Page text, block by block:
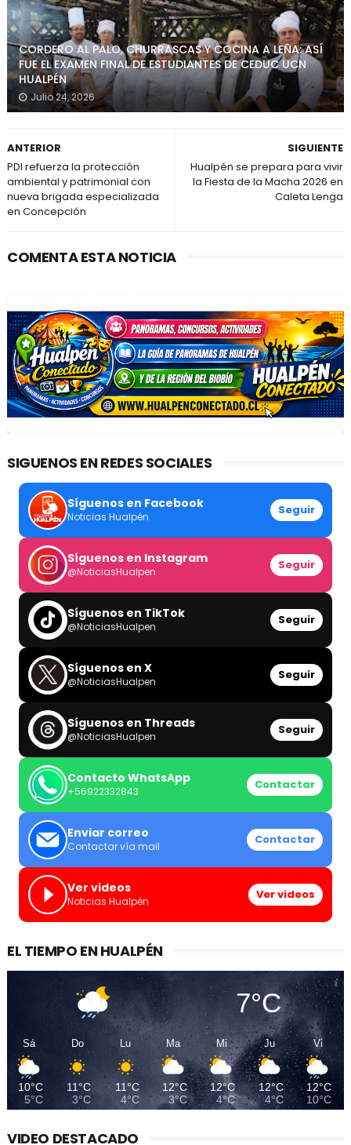
CORDERO AL PALO, CHURRASCAS Y COCINA A LEÑA: ASÍ
FUE EL EXAMEN FINAL DE ESTUDIANTES DE CEDUC UCN
HUALPÉN
Julio 24, 2026
SIGUIENTE
Hualpén se prepara para vivir
la Fiesta de la Macha 2026 en
Caleta Lenga
ANTERIOR
PDI refuerza la protección
ambiental y patrimonial con
nueva brigada especializada
en Concepción
COMENTA ESTA NOTICIA
SIGUENOS EN REDES SOCIALES
Síguenos en Facebook
Noticias Hualpén Seguir
Síguenos en Instagram
@NoticiasHualpen Seguir
Síguenos en TikTok
@NoticiasHualpen Seguir
Síguenos en X
@NoticiasHualpen Seguir
Síguenos en Threads
@NoticiasHualpen Seguir
Contacto WhatsApp
+56922332843 Contactar
Enviar correo
Contactar vía mail Contactar
Ver videos
Noticias Hualpén Ver videos
EL TIEMPO EN HUALPÉN
7°C
Sá
10°C
5°C
Do
11°C
3°C
Lu
11°C
4°C
Ma
12°C
3°C
Mi
12°C
4°C
Ju
12°C
4°C
Vi
12°C
10°C
VIDEO DESTACADO